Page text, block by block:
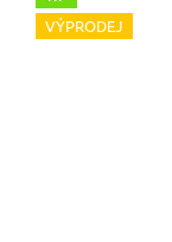
VÝPRODEJ